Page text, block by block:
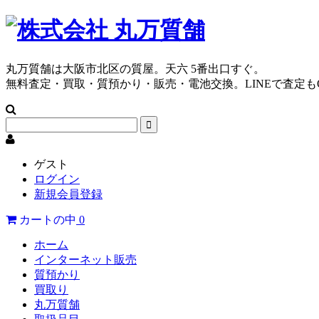
丸万質舗は大阪市北区の質屋。天六 5番出口すぐ。
無料査定・買取・質預かり・販売・電池交換。LINEで査定
ゲスト
ログイン
新規会員登録
カートの中 0
ホーム
インターネット販売
質預かり
買取り
丸万質舗